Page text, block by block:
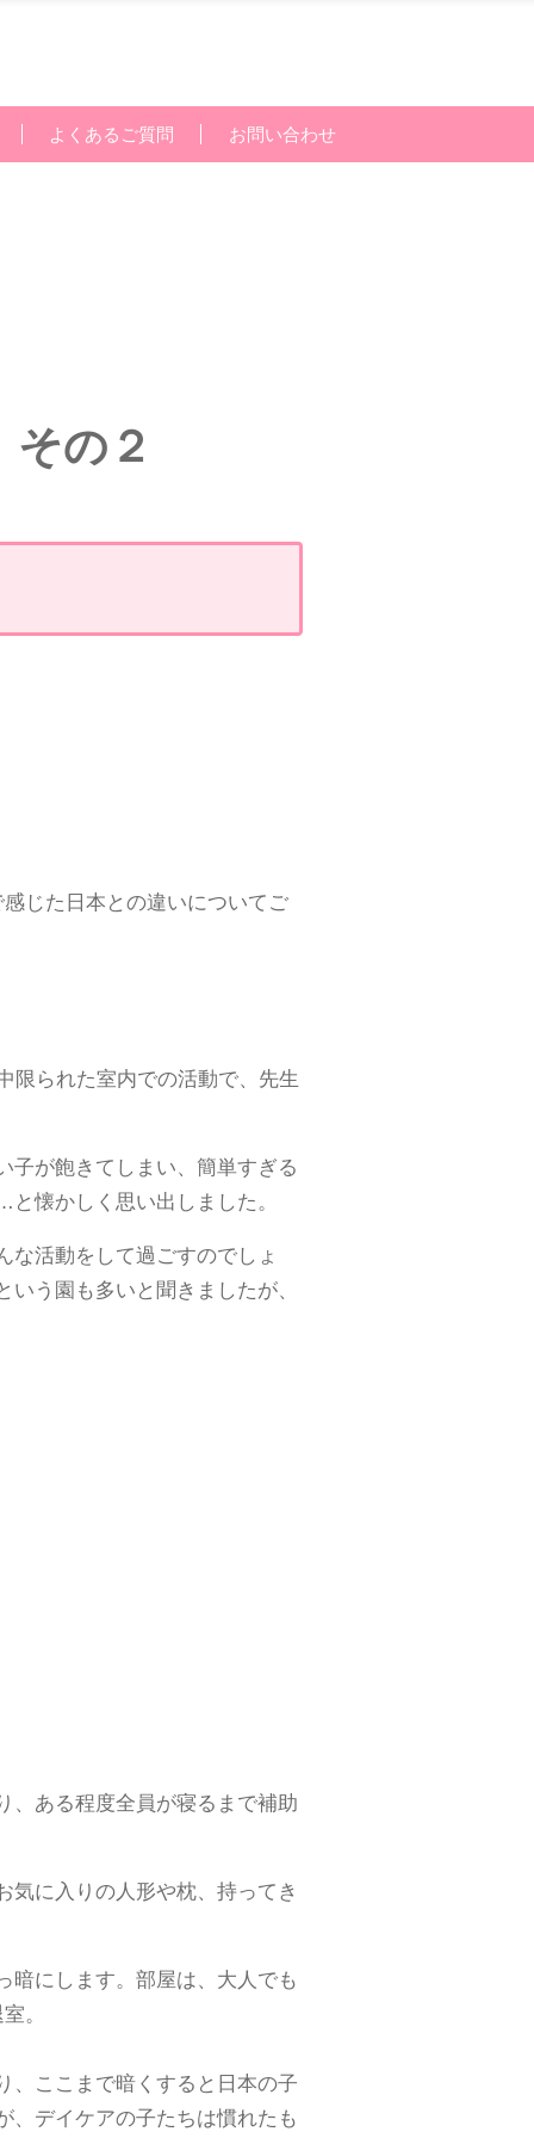
よくあるご質問 お問い合わせ
の２
じた日本との違いについてご
限られた室内での活動で、先生
子が飽きてしまい、簡単すぎる
懐かしく思い出しました。
な活動をして過ごすのでしょ
う園も多いと聞きましたが、
、ある程度全員が寝るまで補助
気に入りの人形や枕、持ってき
暗にします。部屋は、大人でも
。
、ここまで暗くすると日本の子
、デイケアの子たちは慣れたも